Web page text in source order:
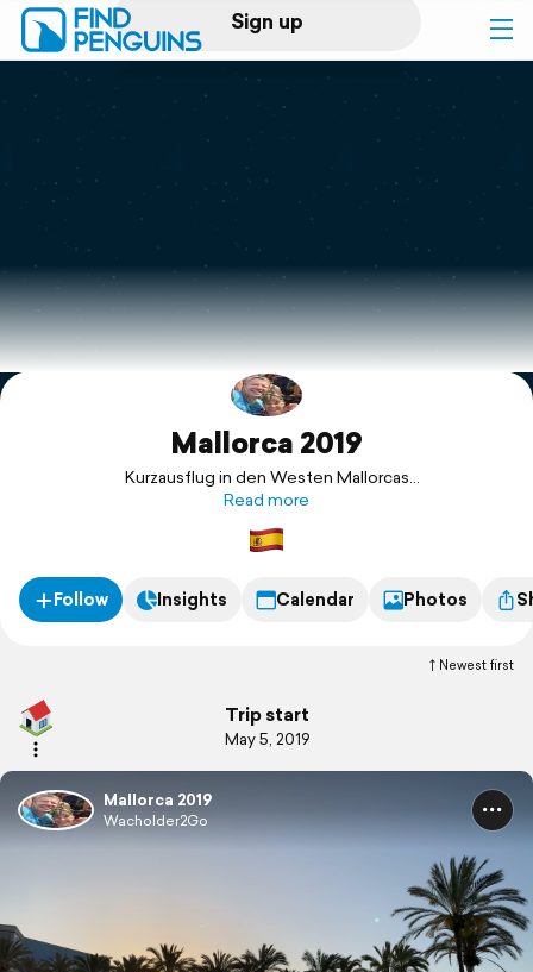
Sign up
Log in
Print a book
Flyover video
Explore
Mallorca 2019
Kurzausflug in den Westen Mallorcas
(Serra de Tramontana)
Read more
Follow Insights Calendar Photos
Newest first
Trip start
May 5, 2019
Mallorca 2019
Wacholder2Go